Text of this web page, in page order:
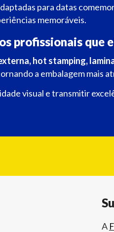
para datas
memoráveis.
profissionais que
hot stamping,
a embalagem mais
visual e transmitir
A